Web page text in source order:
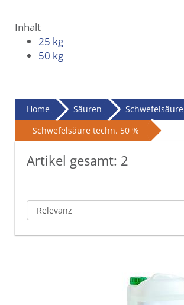
Inhalt
25 kg
50 kg
Home Säuren
Schwefelsäure
Schwefelsäure techn. 50 %
Artikel gesamt: 2